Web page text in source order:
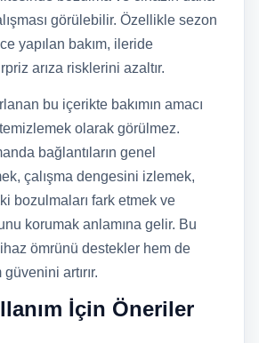
görülebilir. Özellikle sezon
yapılan bakım, ileride
arıza risklerini azaltır.
bu içerikte bakımın amacı
olarak görülmez.
bağlantıların genel
çalışma dengesini izlemek,
bozulmaları fark etmek ve
korumak anlamına gelir. Bu
ömrünü destekler hem de
artırır.
İçin Öneriler